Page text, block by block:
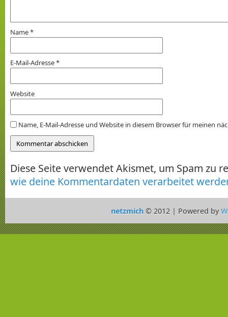
Name*
E-Mail-Adresse*
Website
Name, E-Mail-Adresse und Website in diesem Browser für meinen
Diese Seite verwendet Akismet, um Spam zu
wie deine Kommentardaten verarbeitet
netzmich© 2012 | Powered by